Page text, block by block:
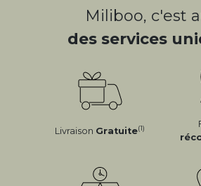
Miliboo, c'est
des services
Livraison Gratuite(1)